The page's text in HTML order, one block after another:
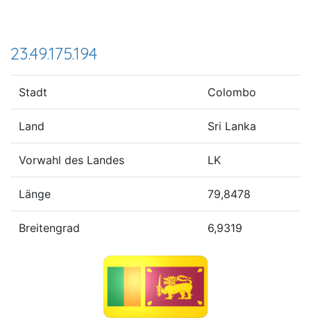
23.49.175.194
Stadt Colombo
Land Sri Lanka
Vorwahl des Landes LK
Länge 79,8478
Breitengrad 6,9319